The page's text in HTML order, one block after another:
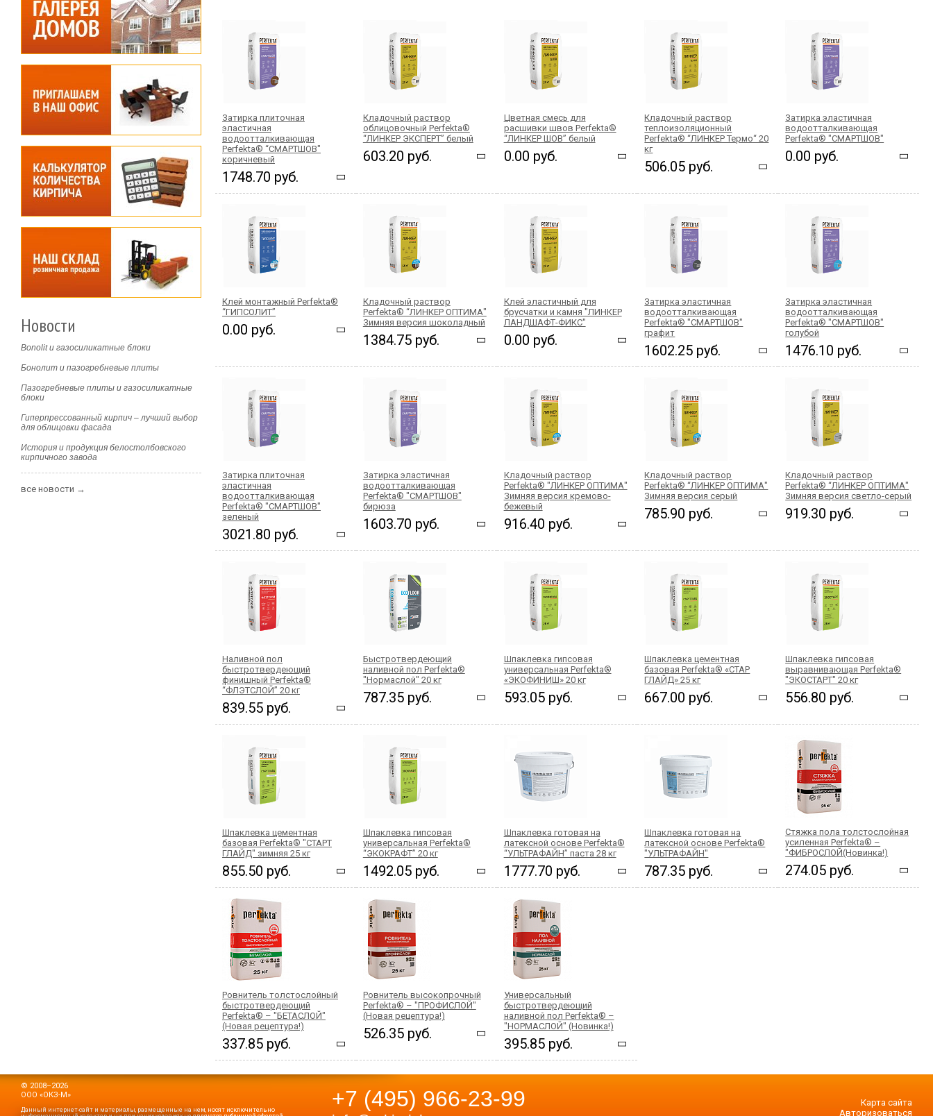
Затирка плиточная
эластичная
водоотталкивающая
Perfekta® “СМАРТШОВ"
коричневый
1748.70 руб.
Кладочный раствор
облицовочный Perfekta®
“ЛИНКЕР ЭКСПЕРТ” белый
603.20 руб.
Цветная смесь для
расшивки швов Perfekta®
“ЛИНКЕР ШОВ” белый
0.00 руб.
Кладочный раствор
теплоизоляционный
Perfekta® “ЛИНКЕР Термо“ 20
кг
506.05 руб.
Затирка эластичная
водоотталкивающая
Perfekta® "СМАРТШОВ"
0.00 руб.
Клей монтажный Perfekta®
“ГИПСОЛИТ”
0.00 руб.
Кладочный раствор
Perfekta® “ЛИНКЕР ОПТИМА"
Зимняя версия шоколадный
1384.75 руб.
Клей эластичный для
брусчатки и камня "ЛИНКЕР
ЛАНДШАФТ-ФИКС"
0.00 руб.
Затирка эластичная
водоотталкивающая
Perfekta® "СМАРТШОВ"
графит
1602.25 руб.
Затирка эластичная
водоотталкивающая
Perfekta® "СМАРТШОВ"
голубой
1476.10 руб.
Затирка плиточная
эластичная
водоотталкивающая
Perfekta® "СМАРТШОВ"
зеленый
3021.80 руб.
Затирка эластичная
водоотталкивающая
Perfekta® "СМАРТШОВ"
бирюза
1603.70 руб.
Кладочный раствор
Perfekta® "ЛИНКЕР ОПТИМА"
Зимняя версия кремово-
бежевый
916.40 руб.
Кладочный раствор
Perfekta® “ЛИНКЕР ОПТИМА"
Зимняя версия серый
785.90 руб.
Кладочный раствор
Perfekta® “ЛИНКЕР ОПТИМА"
Зимняя версия светло-серый
919.30 руб.
Наливной пол
быстротвердеющий
финишный Perfekta®
“ФЛЭТСЛОЙ” 20 кг
839.55 руб.
Быстротвердеющий
наливной пол Perfekta®
"Нормаслой" 20 кг
787.35 руб.
Шпаклевка гипсовая
универсальная Perfekta®
«ЭКОФИНИШ» 20 кг
593.05 руб.
Шпаклевка цементная
базовая Perfekta® «СТАР
ГЛАЙД» 25 кг
667.00 руб.
Шпаклевка гипсовая
выравнивающая Perfekta®
"ЭКОСТАРТ" 20 кг
556.80 руб.
Шпаклевка цементная
базовая Perfekta® "СТАРТ
ГЛАЙД" зимняя 25 кг
855.50 руб.
Шпаклевка гипсовая
универсальная Perfekta®
“ЭКОКРАФТ” 20 кг
1492.05 руб.
Шпаклевка готовая на
латексной основе Perfekta®
“УЛЬТРАФАЙН” паста 28 кг
1777.70 руб.
Шпаклевка готовая на
латексной основе Perfekta®
"УЛЬТРАФАЙН"
787.35 руб.
Стяжка пола толстослойная
усиленная Perfekta® –
"ФИБРОСЛОЙ(Новинка!)
274.05 руб.
Ровнитель толстослойный
быстротвердеющий
Perfekta® – "БЕТАСЛОЙ"
(Новая рецептура!)
337.85 руб.
Ровнитель высокопрочный
Perfekta® – "ПРОФИСЛОЙ"
(Новая рецептура!)
526.35 руб.
Универсальный
быстротвердеющий
наливной пол Perfekta® –
"НОРМАСЛОЙ" (Новинка!)
395.85 руб.
Новости
Bonolit и газосиликатные блоки
Бонолит и пазогребневые плиты
Пазогребневые плиты и газосиликатные
блоки
Гиперпрессованный кирпич – лучший выбор
для облицовки фасада
История и продукция белостолбовского
кирпичного завода
все новости →
© 2008–2026
ООО «ОКЗ-М»
Данный интернет-сайт и материалы, размещенные на нем, носят исключительно
+7 (495) 966-23-99
Карта сайта
Авторизоваться